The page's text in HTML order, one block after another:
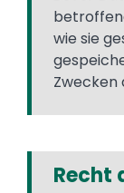
wie sie
Zwecken
Recht